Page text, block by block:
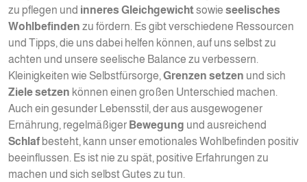
zu pflegen und inneres Gleichgewichtsowie seelisches
Wohlbefinden zu fördern. Es gibt verschiedene Ressourcen
und Tipps, die uns dabei helfen können, auf uns selbst zu
achten und unsere seelische Balance zu verbessern.
Kleinigkeiten wie Selbstfürsorge, Grenzen setzen und sich
Ziele setzen können einen großen Unterschied machen.
Auch ein gesunder Lebensstil, der aus ausgewogener
Ernährung, regelmäßiger Bewegung und ausreichend
Schlaf besteht, kann unser emotionales Wohlbefinden positiv
beeinflussen. Es ist nie zu spät, positive Erfahrungen zu
machen und sich selbst Gutes zu tun.